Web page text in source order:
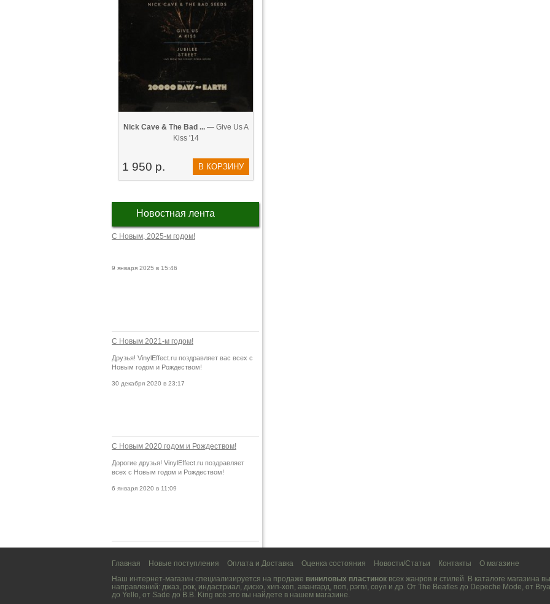
Nick Cave & The Bad ...— Give Us A
Kiss '14
1 950 р. В КОРЗИНУ
Новостная лента
С Новым, 2025-м годом!
9 января 2025 в 15:46
С Новым 2021-м годом!
Друзья! VinylEffect.ru поздравляет вас всех с
Новым годом и Рождеством!
30 декабря 2020 в 23:17
С Новым 2020 годом и Рождеством!
Дорогие друзья! VinylEffect.ru поздравляет
всех с Новым годом и Рождеством!
6 января 2020 в 11:09
Главная Новые поступления Оплата и Доставка Оценка состояния Новости/Статьи Контакты
О магазине
Наш интернет-магазин специализируется на продаже виниловых пластинок всех жанров и стилей. В каталоге магазина
направлений: джаз, рок, индастриал, диско, хип-хоп, авангард, поп, рэгги, соул и др. От The Beatles до Depeche Mode, от
до Yello, от Sade до B.B. King всё это вы найдете в нашем магазине.